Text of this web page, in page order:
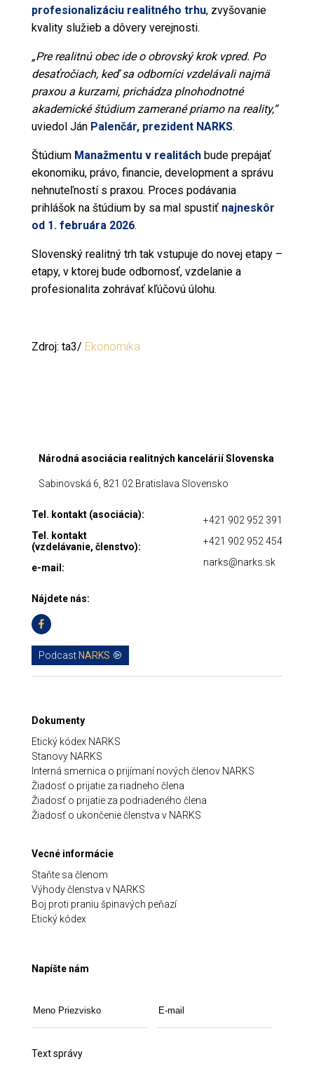
profesionalizáciu realitného trhu, zvyšovanie
kvality služieb a dôvery verejnosti.
„Pre realitnú obec ide o obrovský krok vpred. Po
desaťročiach, keď sa odborníci vzdelávali najmä
praxou a kurzami, prichádza plnohodnotné
akademické štúdium zamerané priamo na reality,“
uviedol Ján Palenčár, prezident NARKS.
Štúdium Manažmentu v realitáchbude prepájať
ekonomiku, právo, financie, development a správu
nehnuteľností s praxou. Proces podávania
prihlášok na štúdium by sa mal spustiť najneskôr
od 1. februára 2026.
Slovenský realitný trh tak vstupuje do novej etapy –
etapy, v ktorej bude odbornosť, vzdelanie a
profesionalita zohrávať kľúčovú úlohu.
Zdroj: ta3/ Ekonomika
Národná asociácia realitných kancelárií Slovenska
Sabinovská 6, 821 02 Bratislava Slovensko
Tel. kontakt (asociácia):
Tel. kontakt
(vzdelávanie, členstvo):
e-mail:
+421 902 952 391
+421 902 952 454
narks@narks.sk
Nájdete nás:
Podcast NARKS
Dokumenty
Etický kódex NARKS
Stanovy NARKS
Interná smernica o prijímaní nových členov NARKS
Žiadosť o prijatie za riadneho člena
Žiadosť o prijatie za podriadeného člena
Žiadosť o ukončenie členstva v NARKS
Vecné informácie
Staňte sa členom
Výhody členstva v NARKS
Boj proti praniu špinavých peňazí
Etický kódex
Napíšte nám
Text správy